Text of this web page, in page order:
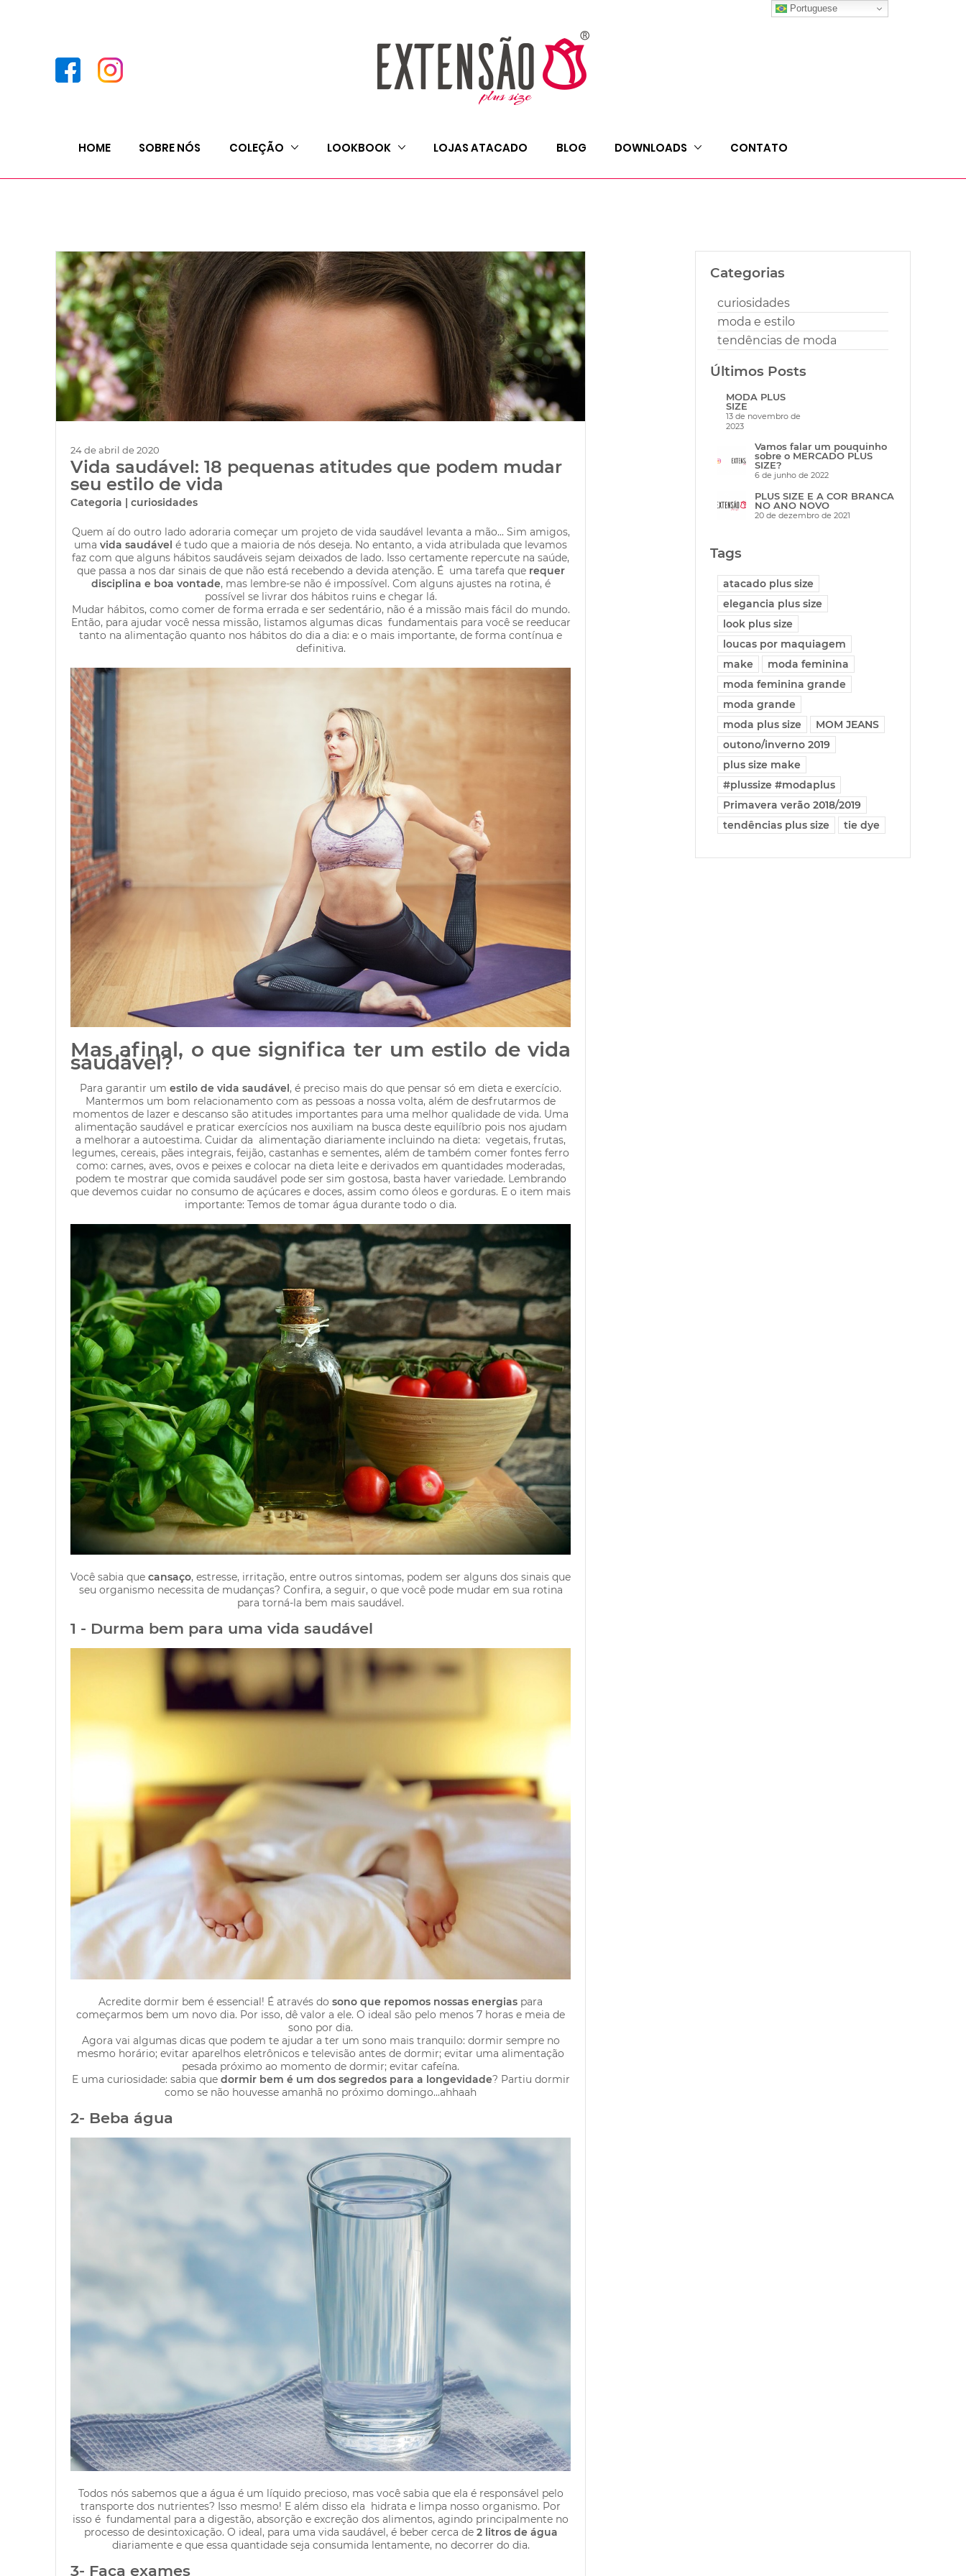
HOME SOBRE NÓS COLEÇÃO LOOKBOOK LOJAS ATACADO BLOG DOWNLOADS CONTATO
24 de abril de 2020
Vida saudável: 18 pequenas atitudes que podem mudar
seu estilo de vida
Categoria | curiosidades
Quem aí do outro lado adoraria começar um projeto de vida saudável levanta a mão... Sim amigos,
uma vida saudável é tudo que a maioria de nós deseja. No entanto, a vida atribulada que levamos
faz com que alguns hábitos saudáveis sejam deixados de lado. Isso certamente repercute na saúde,
que passa a nos dar sinais de que não está recebendo a devida atenção. É uma tarefa que requer
disciplina e boa vontade, mas lembre-se não é impossível. Com alguns ajustes na rotina, é
possível se livrar dos hábitos ruins e chegar lá.
Mudar hábitos, como comer de forma errada e ser sedentário, não é a missão mais fácil do mundo.
Então, para ajudar você nessa missão, listamos algumas dicas fundamentais para você se reeducar
tanto na alimentação quanto nos hábitos do dia a dia: e o mais importante, de forma contínua e
definitiva.
Mas afinal, o que significa ter um estilo de vida
saudável?
Para garantir um estilo de vida saudável, é preciso mais do que pensar só em dieta e exercício.
Mantermos um bom relacionamento com as pessoas a nossa volta, além de desfrutarmos de
momentos de lazer e descanso são atitudes importantes para uma melhor qualidade de vida. Uma
alimentação saudável e praticar exercícios nos auxiliam na busca deste equilíbrio pois nos ajudam
a melhorar a autoestima. Cuidar da alimentação diariamente incluindo na dieta: vegetais, frutas,
legumes, cereais, pães integrais, feijão, castanhas e sementes, além de também comer fontes ferro
como: carnes, aves, ovos e peixes e colocar na dieta leite e derivados em quantidades moderadas,
podem te mostrar que comida saudável pode ser sim gostosa, basta haver variedade. Lembrando
que devemos cuidar no consumo de açúcares e doces, assim como óleos e gorduras. E o item mais
importante: Temos de tomar água durante todo o dia.
Você sabia que cansaço, estresse, irritação, entre outros sintomas, podem ser alguns dos sinais que
seu organismo necessita de mudanças? Confira, a seguir, o que você pode mudar em sua rotina
para torná-la bem mais saudável.
1 - Durma bem para uma vida saudável
Acredite dormir bem é essencial! É através do sono que repomos nossas energias para
começarmos bem um novo dia. Por isso, dê valor a ele. O ideal são pelo menos 7 horas e meia de
sono por dia.
Agora vai algumas dicas que podem te ajudar a ter um sono mais tranquilo: dormir sempre no
mesmo horário; evitar aparelhos eletrônicos e televisão antes de dormir; evitar uma alimentação
pesada próximo ao momento de dormir; evitar cafeína.
E uma curiosidade: sabia que dormir bem é um dos segredos para a longevidade? Partiu dormir
como se não houvesse amanhã no próximo domingo...ahhaah
2- Beba água
Todos nós sabemos que a água é um líquido precioso, mas você sabia que ela é responsável pelo
transporte dos nutrientes? Isso mesmo! E além disso ela hidrata e limpa nosso organismo. Por
isso é fundamental para a digestão, absorção e excreção dos alimentos, agindo principalmente no
processo de desintoxicação. O ideal, para uma vida saudável, é beber cerca de 2 litros de água
diariamente e que essa quantidade seja consumida lentamente, no decorrer do dia.
3- Faça exames
Categorias
curiosidades
moda e estilo
tendências de moda
Últimos Posts
MODA PLUS
SIZE
13 de novembro de
2023
Vamos falar um pouquinho
sobre o MERCADO PLUS
SIZE?
6 de junho de 2022
PLUS SIZE E A COR BRANCA
NO ANO NOVO
20 de dezembro de 2021
Tags
atacado plus size
elegancia plus size
look plus size
loucas por maquiagem
make
moda feminina
moda feminina grande
moda grande
moda plus size
MOM JEANS
outono/inverno 2019
plus size make
#plussize #modaplus
Primavera verão 2018/2019
tendências plus size
tie dye
Portuguese